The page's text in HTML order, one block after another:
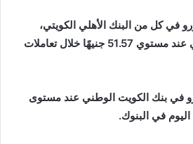
في كل من البنك الأهلي الكويتي،
ومصرف أبوظبي الإسلامي عند مستوي 51.57 جنيهًا خلال تعاملات
في بنك الكويت الوطني عند مستوى